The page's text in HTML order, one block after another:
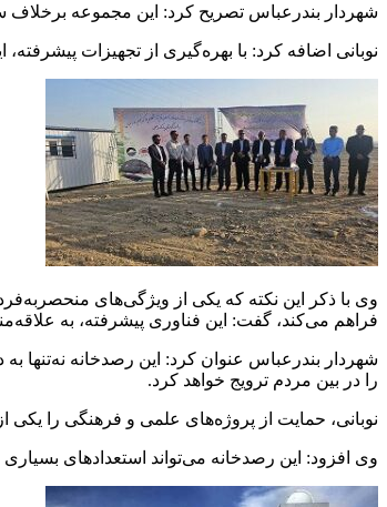
شهردار بندرعباس تصریح کرد: این مجموعه
نوبانی اضافه کرد: با بهره‌گیری از تجهیزات
فراهم می‌کند، گفت: این فناوری پیشرفته، به
شهردار بندرعباس عنوان کرد: این رصدخانه نه‌تنها
را در بین مردم ترویج خواهد کرد.
نوبانی، حمایت از پروژه‌های علمی و فرهنگی را
وی افزود: این رصدخانه می‌تواند استعدادهای